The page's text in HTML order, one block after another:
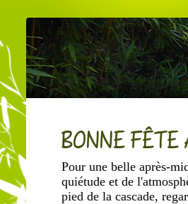
BONNE
Pour une belle après-
quiétude et de
pied de la cascade,